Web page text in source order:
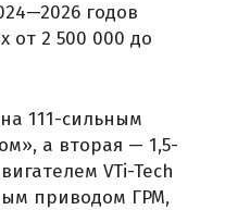
годов
от 2 500 000 до
111-сильным
а вторая — 1,5-
VTi-Tech
приводом ГРМ,